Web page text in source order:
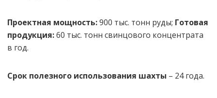
Проектная мощность:900 тыс. тонн руды; Готовая
продукция:60 тыс. тонн свинцового концентрата
в год.
Срок полезного использования шахты – 24 года.